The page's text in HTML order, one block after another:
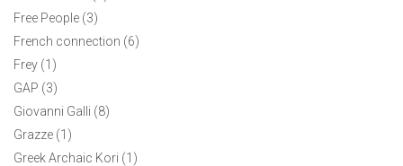
Классическая футболка Ralph Lauren с v-образным вырезом
классического красного цвета с логотипом темно-синего
цвета.
Free People (3)
French connection (6)
Frey (1)
GAP (3)
Giovanni Galli (8)
Grazze (1)
Greek Archaic Kori (1)